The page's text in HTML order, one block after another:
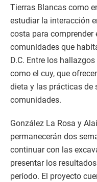
Tierras Blancas como
estudiar la interacción
costa para comprender
comunidades que
D.C. Entre los
como el cuy, que
dieta y las prácticas de
comunidades.
González La Rosa y
permanecerán dos
continuar con las
presentar los
período. El proyecto